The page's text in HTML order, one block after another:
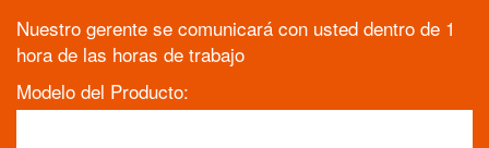
Nuestro gerente se comunicará con usted dentro de 1
hora de las horas de trabajo
Modelo del Producto: